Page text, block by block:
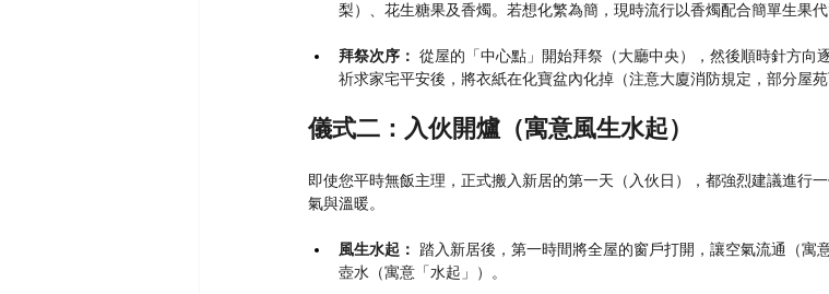
梨）、花生糖果及香燭。若想化繁為簡，現時流行以香燭配合簡單生果代
拜祭次序： 從屋的「中心點」開始拜祭（大廳中央），然後順時針方向
祈求家宅平安後，將衣紙在化寶盆內化掉（注意大廈消防規定，部分屋
儀式二：入伙開爐（寓意風生水起）
即使您平時無飯主理，正式搬入新居的第一天（入伙日），都強烈建議進行
氣與溫暖。
風生水起：
踏入新居後，第一時間將全屋的窗戶打開，讓空氣流通（寓
壺水（寓意「水起」）。